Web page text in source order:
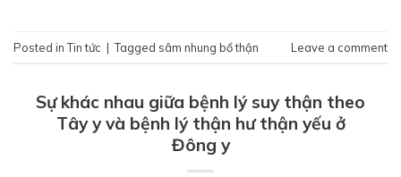
Posted inTin tức | Tagged sâm nhung bổ thận Leave a comment
Sự khác nhau giữa bệnh lý suy thận theo
Tây y và bệnh lý thận hư thận yếu ở
Đông y